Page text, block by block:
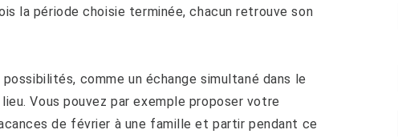
la période choisie terminée, chacun retrouve son
possibilités, comme un échange simultané dans le
Vous pouvez par exemple proposer votre
de février à une famille et partir pendant ce